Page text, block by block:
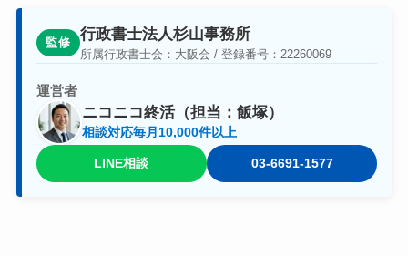
監修 行政書士法人杉山事務所
所属行政書士会：大阪会 / 登録番号：22260069
運営者
ニコニコ終活（担当：飯塚）
相談対応毎月10,000件以上
LINE相談 03-6691-1577